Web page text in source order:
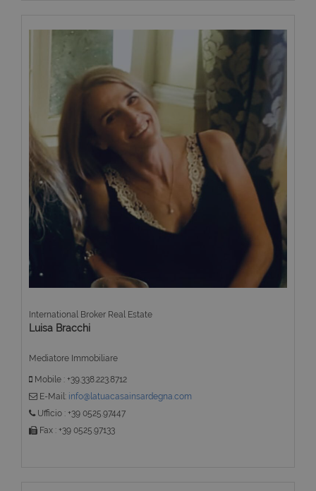
International Broker Real Estate
Luisa Bracchi
Mediatore Immobiliare
Mobile : +39.338.223.8712
E-Mail: info@latuacasainsardegna.com
Ufficio : +39 0525.97447
Fax : +39 0525.97133